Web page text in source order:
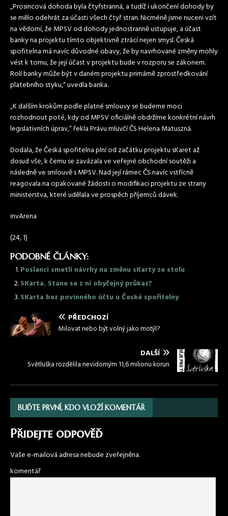
„Prosincová dohoda byla čtyřstranná, a tudíž i ukončení dohody by
se mělo odehrát za účasti všech čtyř stran. Nicméně jsme nuceni vzít
na vědomí, že MPSV od dohody jednostranně ustupuje, a účast
banky na projektu tímto objektivně ztrácí nejen smysl. Česká
spořitelna má navíc důvodné obavy, že by navrhované změny mohly
vést k tomu, že její účast v projektu bude v rozporu se zákonem.
Rolí banky může být v daném projektu primárně zprostředkování
platebního styku,“ uvedla banka.
„K dalším krokům podle platné smlouvy se budeme moci
rozhodnout poté, kdy od MPSV oficiálně obdržíme konkrétní návrh
legislativních úprav,“ řekla Právu mluvčí ČS Helena Matuszná.
Dodala, že Česká spořitelna plní od začátku projektu sKaret až
dosud vše, k čemu se zavázala ve veřejné obchodní soutěži a
následně ve smlouvě s MPSV. Nad její rámec ČS navíc vstřícně
reagovala na opakované žádosti o modifikaci projektu ze strany
ministerstva, které udělala ve prospěch příjemců dávek.
invArena
(24, 1)
PODOBNÉ ČLÁNKY:
Poslanci smetli návrhy na změnu sKarty ze stolu
SKarta. Stane se z ní obyčejný průkaz?
SKarta bez povinného účtu u České spořitelny
PŘEDCHOZÍ
Milovat nebo být volný jako motýl?
DALŠÍ
Světluška rozdělila nevidomým 11,6 milionu korun
BUĎTE PRVNÍ, KDO VLOŽÍ KOMENTÁŘ
Přidejte odpověď
Vaše e-mailová adresa nebude zveřejněna.
komentář